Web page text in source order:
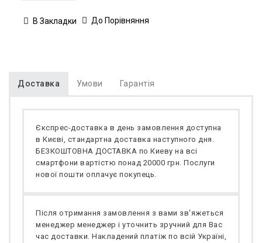
В Закладки До Порівняння
Доставка Умови Гарантія
Єкспрес-доставка в день замовлення доступна
в Києві, стандартна доставка наступного дня.
БЕЗКОШТОВНА ДОСТАВКА по Киеву на всі
смартфони вартістю понад 20000 грн. Послуги
нової пошти оплачує покупець.
Після отримання замовлення з вами зв'яжеться
менеджер менеджер і уточнить зручний для Вас
час доставки. Накладений платіж по всій Україні,